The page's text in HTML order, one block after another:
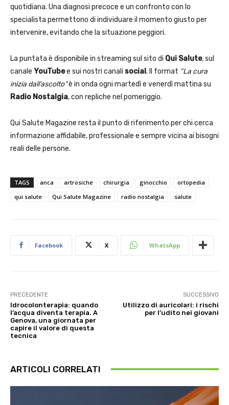
quotidiana. Una diagnosi precoce e un confronto con lo
specialista permettono di individuare il momento giusto per
intervenire, evitando che la situazione peggiori.
La puntata è disponibile in streaming sul sito di Qui Salute, sul
canale YouTubee sui nostri canali social. Il format “La cura
inizia dall’ascolto”è in onda ogni martedì e venerdì mattina su
Radio Nostalgia, con repliche nel pomeriggio.
Qui Salute Magazine resta il punto di riferimento per chi cerca
informazione affidabile, professionale e sempre vicina ai bisogni
reali delle persone.
TAGS anca artrosiche chirurgia ginocchio
ortopedia
qui salute
Qui Salute Magazine radio nostalgia salute
Facebook X WhatsApp
PRECEDENTE
Idrocolonterapia: quando
l’acqua diventa terapia. A
Genova, una giornata per
capire il valore di questa
tecnica
SUCCESSIVO
Utilizzo di auricolari: i rischi
per l’udito nei giovani
ARTICOLI CORRELATI